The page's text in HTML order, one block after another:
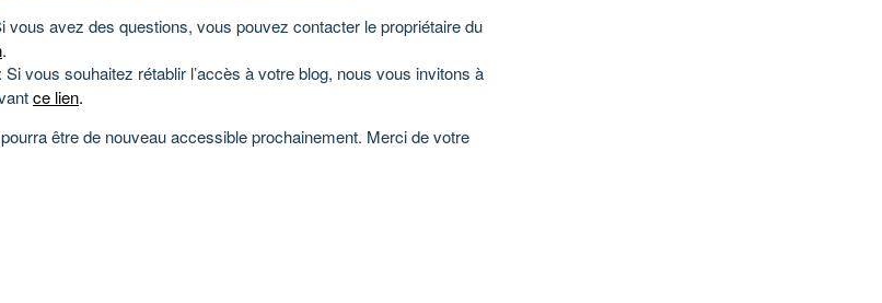
vous avez des questions, vous pouvez contacter le propriétaire du
.
: Si vous souhaitez rétablir l’accès à votre blog, nous vous invitons à
ce lien.
être de nouveau accessible prochainement. Merci de votre